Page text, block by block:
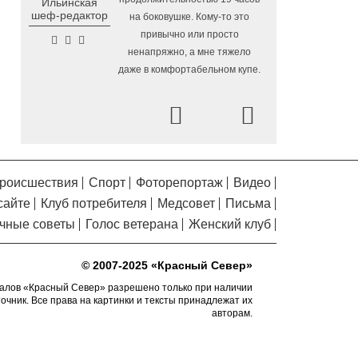
Алчевска в Вологодской области
6.08.2026 16:20
Сельские труженики
Тотемского округа получат жилье с
правом выкупа за один процент
Вологодчины ко Дню физкультурника
6.08.2026 14:31
Робот Макс на Госуслугах
поможет вологжанам оформить выплату
на первоклассника
6.08.2026 14:00
Вологодская область
подтвердила курс на полное обеспечение
лесовосстановления семенным
шеф-редактор
на боковушке. Кому-то это
привычно или просто
ненапряжно, а мне тяжело
даже в комфортабельном купе.
Спорт Фоторепортаж
Видео
Клуб потребителя Медсовет
Письма
советы
Голос ветерана Женский клуб
© 2007-2025 «Красный Север»
«Красный Север» разрешено только при наличии
Все права на картинки и тексты принадлежат их
авторам.